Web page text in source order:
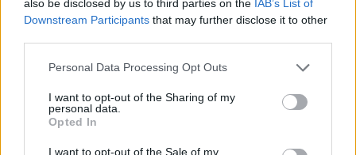
also be disclosed by us to third parties on the IAB’s List of
Downstream Participants that may further disclose it to other
Personal Data Processing Opt Outs
I want to opt-out of the Sharing of my
personal data.
Opted In
I want to opt-out of the Sale of my
8º Vila Pouca | 4 JGS | 6 PTS
9º Cerva | 4 JGS | 5 PTS
11º Fontelas | 4 JGS | 4 PTS